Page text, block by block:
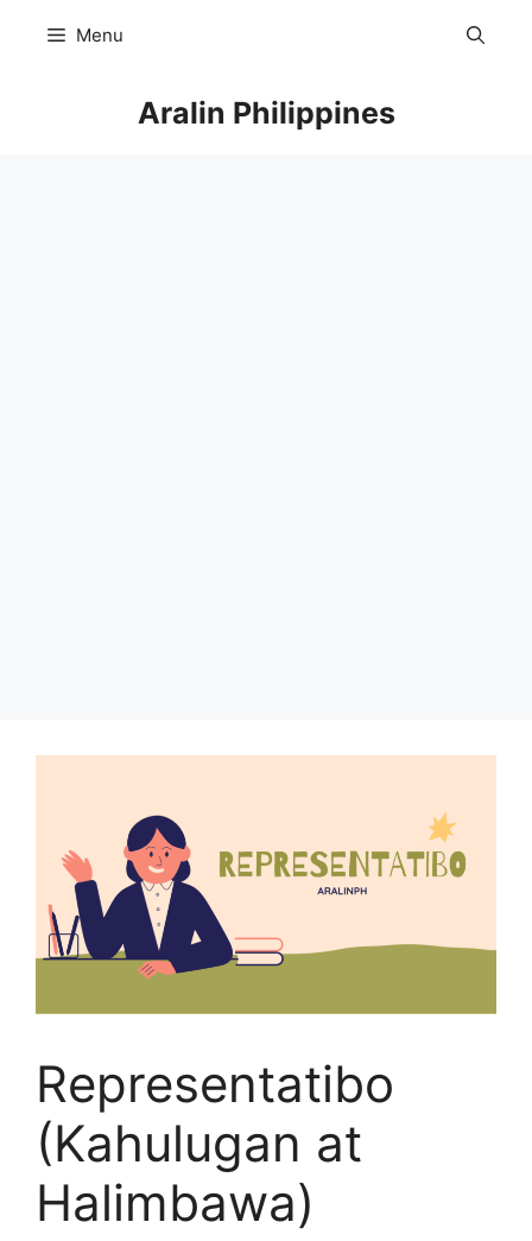
Menu
Aralin Philippines
Representatibo
(Kahulugan at
Halimbawa)